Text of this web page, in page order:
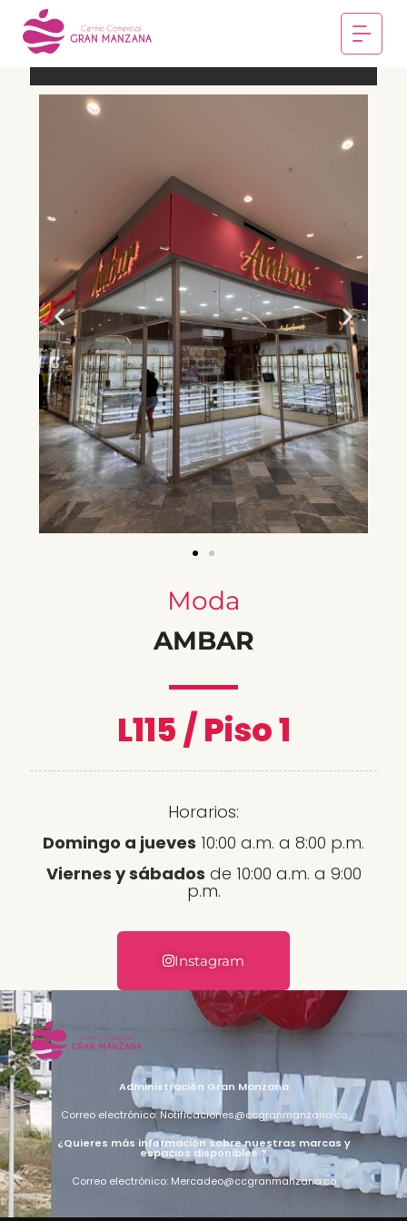
Moda
AMBAR
L115 / Piso 1
Horarios:
Domingo a jueves 10:00 a.m. a 8:00 p.m.
Viernes y sábados de 10:00 a.m. a 9:00
p.m.
Instagram
Administración Gran Manzana
Correo electrónico: Notificaciones@ccgranmanzana.co
¿Quieres más información sobre nuestras marcas y
espacios disponibles ?
Correo electrónico: Mercadeo@ccgranmanzana.co